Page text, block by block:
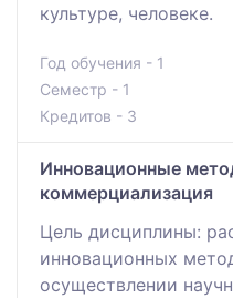
культуре, человеке.
Год обучения - 1
Семестр - 1
Кредитов - 3
Инновационные
коммерциализация
Цель дисциплины:
инновационных
осуществлении